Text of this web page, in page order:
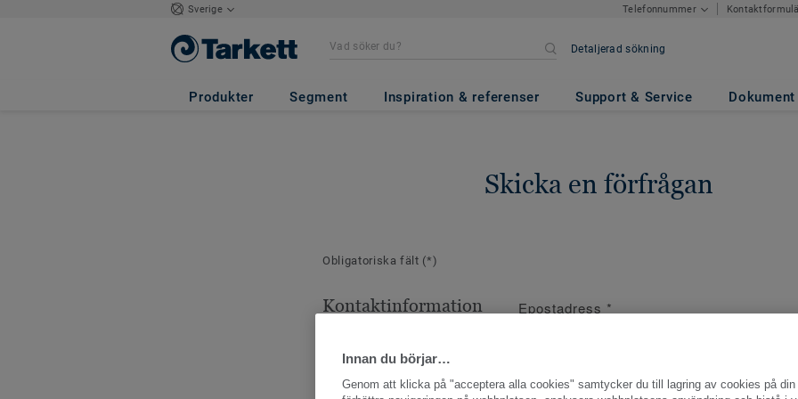
Sverige Telefonnummer
Detaljerad sökning
Produkter Segment Inspiration & referenser Support & Service Dokument
Skicka en förfrågan
Obligatoriska fält (*)
Kontaktinformation Epostadress *
Innan du börjar…
Genom att klicka på "acceptera alla cookies" samtycker du till lagring av cookies på